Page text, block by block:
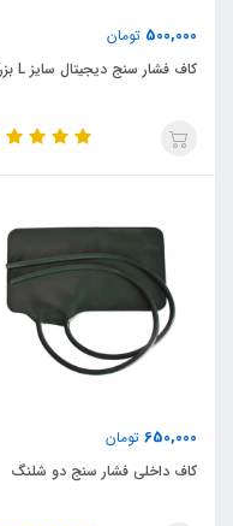
500,000 تومان
کاف فشار سنج دیجیتال سایز L بزرگ
650,000 تومان
کاف داخلی فشار سنج دو شلنگ